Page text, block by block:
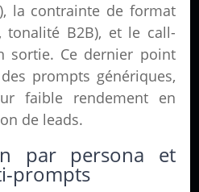
la contrainte de format
tonalité B2B), et le call-
sortie. Ce dernier point
prompts génériques,
faible rendement en
de leads.
par persona et
prompts